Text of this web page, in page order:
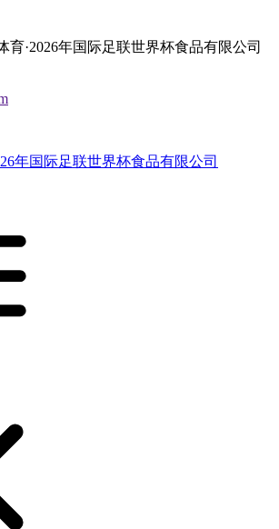
育·2026年国际足联世界杯食品有限公司